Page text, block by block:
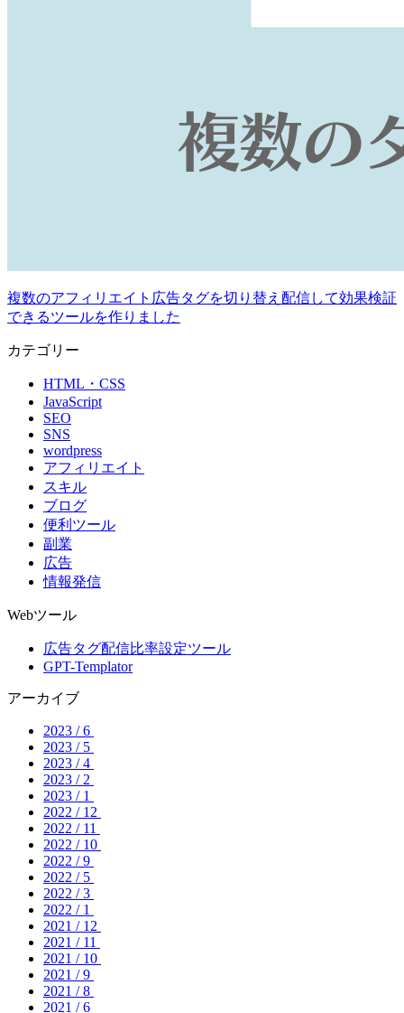
複数のアフィリエイト広告タグを切り替え配信して効果検証
できるツールを作りました
カテゴリー
HTML・CSS
JavaScript
SEO
SNS
wordpress
アフィリエイト
スキル
ブログ
便利ツール
副業
広告
情報発信
Webツール
広告タグ配信比率設定ツール
GPT-Templator
アーカイブ
2023 / 6
2023 / 5
2023 / 4
2023 / 2
2023 / 1
2022 / 12
2022 / 11
2022 / 10
2022 / 9
2022 / 5
2022 / 3
2022 / 1
2021 / 12
2021 / 11
2021 / 10
2021 / 9
2021 / 8
2021 / 6